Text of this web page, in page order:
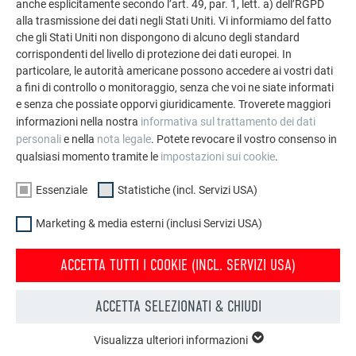
soluzioni in alluminio durevoli di PREFA per tetti,
impianti solari e facciate.
GUARDA ALTRE REFERENZE
anche esplicitamente secondo l’art. 49, par. 1, lett. a) dell’RGPD
alla trasmissione dei dati negli Stati Uniti. Vi informiamo del fatto
che gli Stati Uniti non dispongono di alcuno degli standard
corrispondenti del livello di protezione dei dati europei. In
particolare, le autorità americane possono accedere ai vostri dati
a fini di controllo o monitoraggio, senza che voi ne siate informati
e senza che possiate opporvi giuridicamente. Troverete maggiori
informazioni nella nostra informativa sul trattamento dei dati
personalie nella nota legale. Potete revocare il vostro consenso in
qualsiasi momento tramite le impostazioni sui cookie.
Essenziale Statistiche (incl. Servizi USA)
Marketing & media esterni (inclusi Servizi USA)
ACCETTA TUTTI I COOKIE (INCL. SERVIZI USA)
ACCETTA SELEZIONATI & CHIUDI
Visualizza ulteriori informazioni